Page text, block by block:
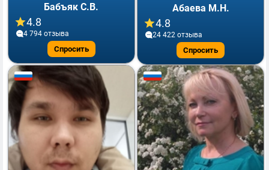
Бабъяк С.В.
4.8
4 794 отзывa
Спросить
Абаева М.Н.
4.8
24 422 отзывa
Спросить